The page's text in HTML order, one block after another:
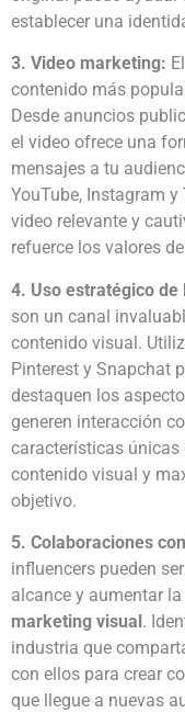
establecer una
3. Video marketing:
contenido más
Desde anuncios
el video ofrece una
mensajes a tu
YouTube, Instagram
video relevante y
refuerce los valores
4. Uso estratégico de
son un canal
contenido visual.
Pinterest y Snapchat
destaquen los
generen interacción
características
contenido visual y
objetivo.
5. Colaboraciones
influencers pueden
alcance y aumentar
marketing visual .
industria que
con ellos para crear
que llegue a nuevas